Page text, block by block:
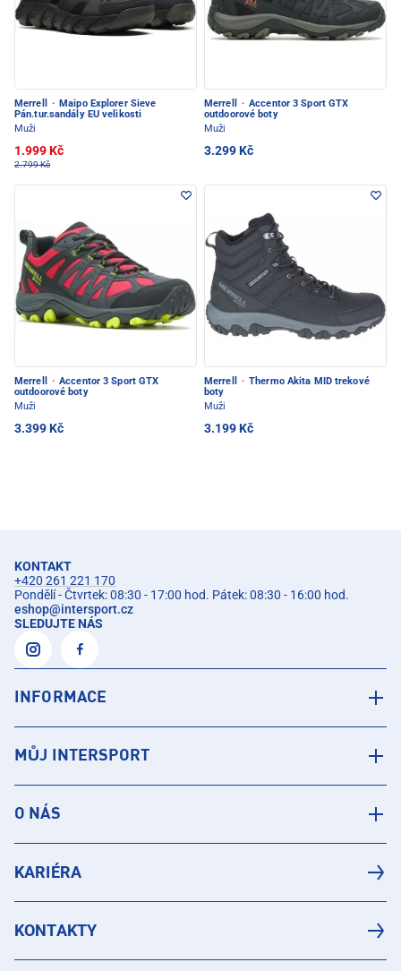
Merrell · Maipo Explorer Sieve
Pán.tur.sandály EU velikosti
Muži
1.999 Kč
2.799 Kč
Merrell · Accentor 3 Sport GTX
outdoorové boty
Muži
3.299 Kč
Merrell · Accentor 3 Sport GTX
outdoorové boty
Muži
3.399 Kč
Merrell · Thermo Akita MID trekové
boty
Muži
3.199 Kč
KONTAKT
+420 261 221 170
Pondělí - Čtvrtek: 08:30 - 17:00 hod. Pátek: 08:30 - 16:00 hod.
eshop@intersport.cz
SLEDUJTE NÁS
INFORMACE
MŮJ INTERSPORT
O NÁS
KARIÉRA
KONTAKTY